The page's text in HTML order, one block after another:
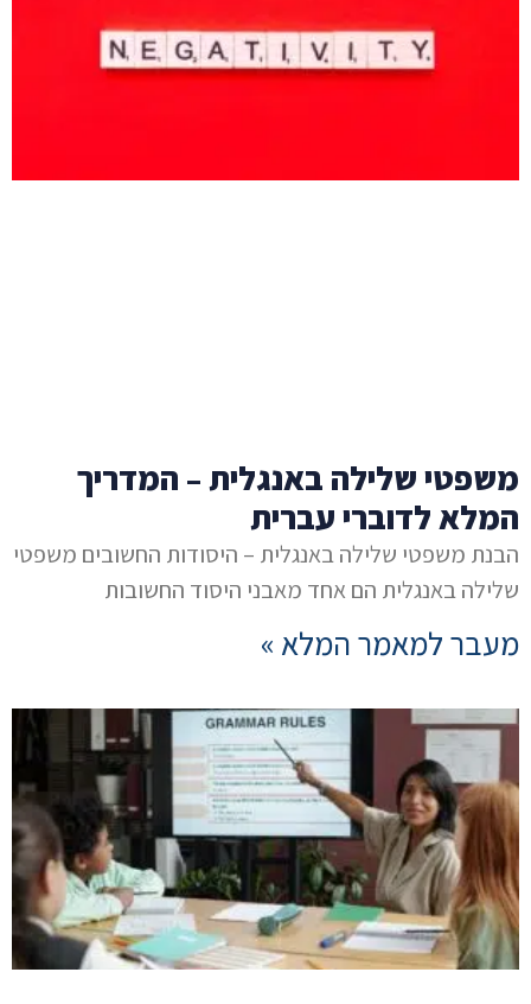
משפטי שלילה באנגלית – המדריך
המלא לדוברי עברית
הבנת משפטי שלילה באנגלית – היסודות החשובים משפטי
שלילה באנגלית הם אחד מאבני היסוד החשובות
מעבר למאמר המלא »